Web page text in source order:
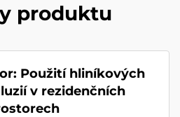
produktu
Použití hliníkových
v rezidenčních